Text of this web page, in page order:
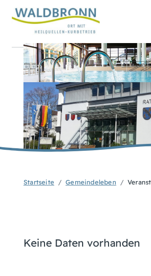
Startseite Gemeindeleben
Keine Daten vorhanden